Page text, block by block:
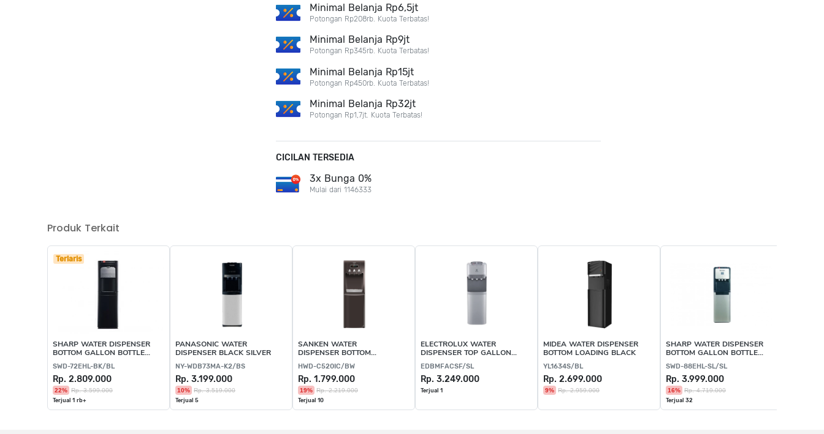
Minimal Belanja Rp6,5jt
Potongan Rp208rb. Kuota Terbatas!
Minimal Belanja Rp9jt
Potongan Rp345rb. Kuota Terbatas!
Minimal Belanja Rp15jt
Potongan Rp450rb. Kuota Terbatas!
Minimal Belanja Rp32jt
Potongan Rp1,7jt. Kuota Terbatas!
CICILAN TERSEDIA
3x Bunga 0%
Mulai dari 1146333
Produk Terkait
Terlaris
SHARP WATER DISPENSER
BOTTOM GALLON BOTTLE
SWD-72EHL-BK/BL
Rp. 2.809.000
22% Rp. 3.599.000
Terjual 1 rb+
PANASONIC WATER
DISPENSER BLACK SILVER
NY-WDB73MA-K2/BS
Rp. 3.199.000
10% Rp. 3.519.000
Terjual 5
SANKEN WATER
DISPENSER BOTTOM
GALLON BOTTLE BROWN
HWD-C520IC/BW
Rp. 1.799.000
19% Rp. 2.219.000
Terjual 10
ELECTROLUX WATER
DISPENSER TOP GALLON
BOTTLE SILVER
EDBMFACSF/SL
Rp. 3.249.000
Terjual 1
MIDEA WATER DISPENSER
BOTTOM LOADING BLACK
YL1634S/BL
Rp. 2.699.000
9% Rp. 2.959.000
SHARP WATER DISPENSER
BOTTOM GALLON BOTTLE
SWD-88EHL-SL/SL
Rp. 3.999.000
16% Rp. 4.719.000
Terjual 32